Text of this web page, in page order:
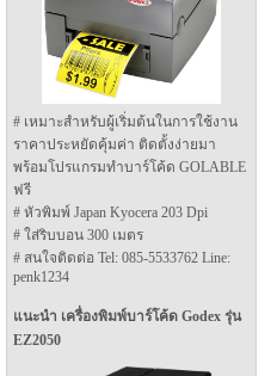
# เหมาะสำหรับผู้เริ่มต้นในการใช้งาน
ราคาประหยัดคุ้มค่า ติดตั้งง่ายมา
พร้อมโปรแกรมทำบาร์โค้ด GOLABLE
ฟรี
# หัวพิมพ์ Japan Kyocera 203 Dpi
# ใส่ริบบอน 300 เมตร
# สนใจติดต่อ Tel: 085-5533762 Line:
penk1234
แนะนำ เครื่องพิมพ์บาร์โค้ด Godex รุ่น
EZ2050